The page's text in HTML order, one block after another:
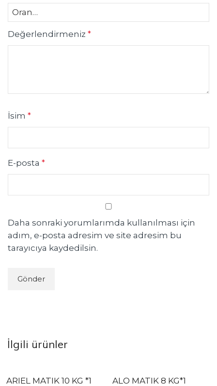
Değerlendirmeniz *
İsim *
E-posta *
Daha sonraki yorumlarımda kullanılması için
adım, e-posta adresim ve site adresim bu
tarayıcıya kaydedilsin.
İlgili ürünler
ARIEL MATIK 10 KG *1
ALO MATIK 8 KG*1